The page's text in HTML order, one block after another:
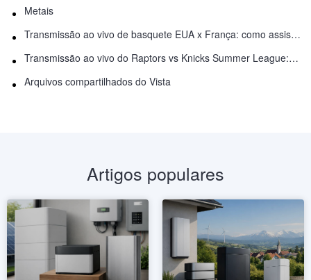
Metais
Transmissão ao vivo de basquete EUA x França: como assistir online
Transmissão ao vivo do Raptors vs Knicks Summer League: como assistir
Arquivos compartilhados do Vista
Artigos populares